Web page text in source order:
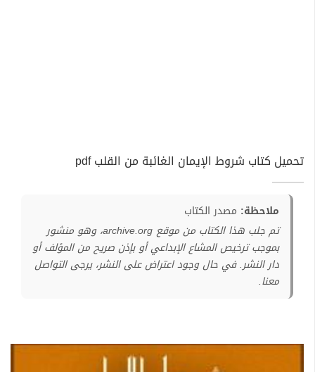
تحميل كتاب شروط الإيمان الغائبة من القلب pdf
ملاحظة: مصدر الكتاب
تم جلب هذا الكتاب من موقع archive.org، وهو منشور
بموجب ترخيص المشاع الإبداعي أو بإذن صريح من المؤلف أو
دار النشر. في حال وجود اعتراض على النشر، يرجى التواصل
معنا.